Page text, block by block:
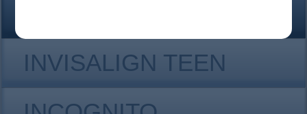
INVISALIGN TEEN